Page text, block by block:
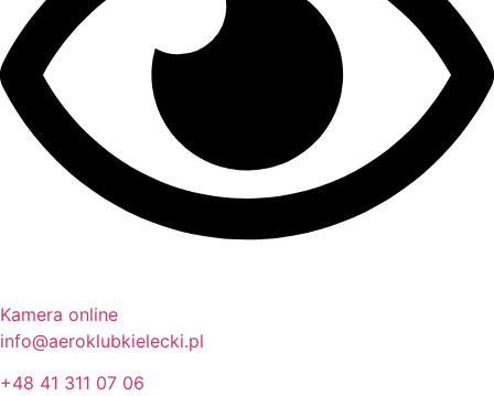
Kamera online
info@aeroklubkielecki.pl
+48 41 311 07 06